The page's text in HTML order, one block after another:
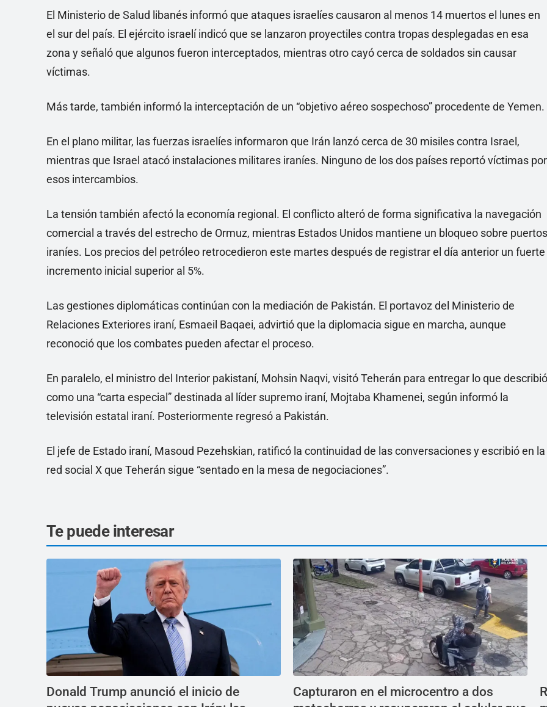
El Ministerio de Salud libanés informó que ataques israelíes causaron al menos 14 muertos el lunes en
el sur del país. El ejército israelí indicó que se lanzaron proyectiles contra tropas desplegadas en esa
zona y señaló que algunos fueron interceptados, mientras otro cayó cerca de soldados sin causar
víctimas.
Más tarde, también informó la interceptación de un “objetivo aéreo sospechoso” procedente de Yemen.
En el plano militar, las fuerzas israelíes informaron que Irán lanzó cerca de 30 misiles contra Israel,
mientras que Israel atacó instalaciones militares iraníes. Ninguno de los dos países reportó víctimas por
esos intercambios.
La tensión también afectó la economía regional. El conflicto alteró de forma significativa la navegación
comercial a través del estrecho de Ormuz, mientras Estados Unidos mantiene un bloqueo sobre puertos
iraníes. Los precios del petróleo retrocedieron este martes después de registrar el día anterior un fuerte
incremento inicial superior al 5%.
Las gestiones diplomáticas continúan con la mediación de Pakistán. El portavoz del Ministerio de
Relaciones Exteriores iraní, Esmaeil Baqaei, advirtió que la diplomacia sigue en marcha, aunque
reconoció que los combates pueden afectar el proceso.
En paralelo, el ministro del Interior pakistaní, Mohsin Naqvi, visitó Teherán para entregar lo que describió
como una “carta especial” destinada al líder supremo iraní, Mojtaba Khamenei, según informó la
televisión estatal iraní. Posteriormente regresó a Pakistán.
El jefe de Estado iraní, Masoud Pezehskian, ratificó la continuidad de las conversaciones y escribió en la
red social X que Teherán sigue “sentado en la mesa de negociaciones”.
Te puede interesar
Donald Trump anunció el inicio de
Capturaron en el microcentro a dos